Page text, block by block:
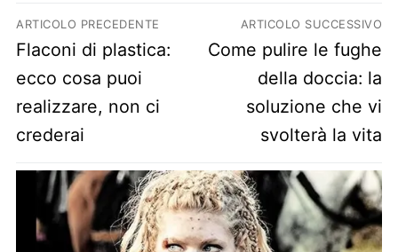
Navigazione articoli
ARTICOLO PRECEDENTE
Previous post:
Flaconi di plastica:
ecco cosa puoi
realizzare, non ci
crederai
ARTICOLO SUCCESSIVO
Next post:
Come pulire le fughe
della doccia: la
soluzione che vi
svolterà la vita